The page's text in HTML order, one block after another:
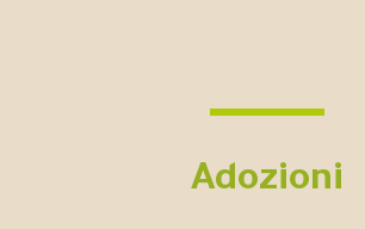
Adozioni